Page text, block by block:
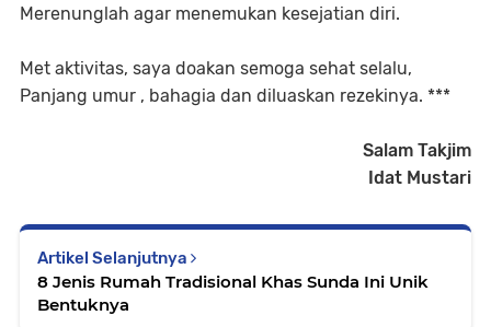
Merenunglah agar menemukan kesejatian diri.
Met aktivitas, saya doakan semoga sehat selalu,
Panjang umur , bahagia dan diluaskan rezekinya. ***
Salam Takjim
Idat Mustari
Artikel Selanjutnya
8 Jenis Rumah Tradisional Khas Sunda Ini Unik
Bentuknya